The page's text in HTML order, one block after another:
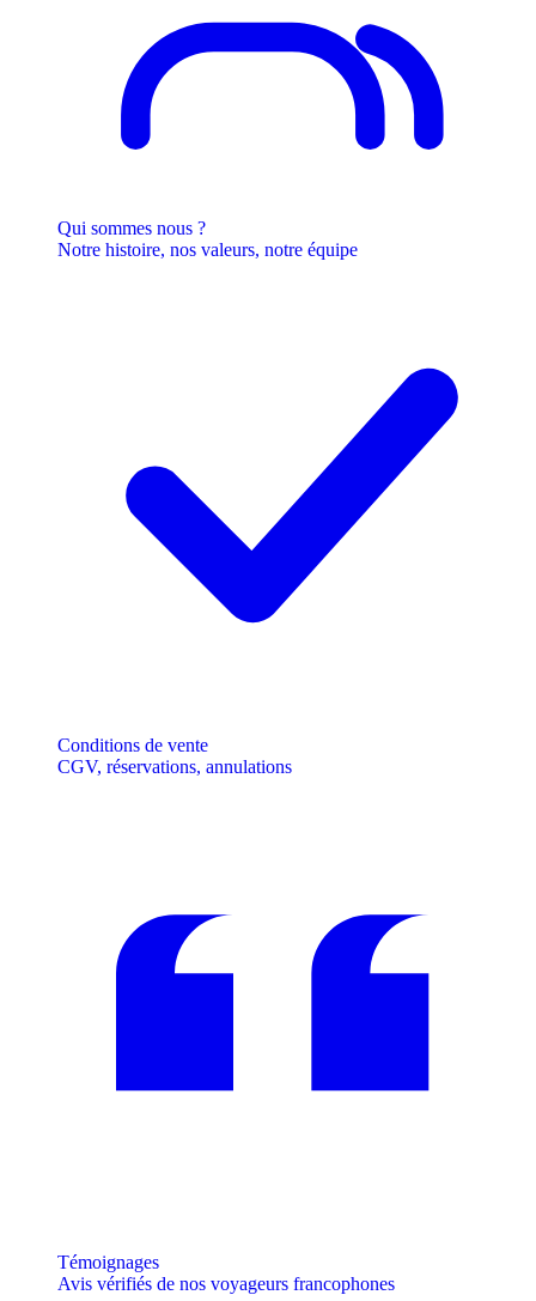
Qui sommes nous ?
Notre histoire, nos valeurs, notre équipe
Conditions de vente
CGV, réservations, annulations
Témoignages
Avis vérifiés de nos voyageurs francophones